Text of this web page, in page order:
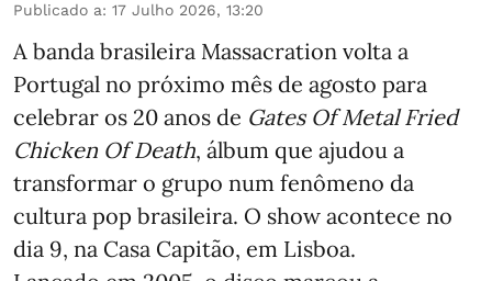
Publicado a: 17 Julho 2026, 13:20
A banda brasileira Massacration volta a
Portugal no próximo mês de agosto para
celebrar os 20 anos de Gates Of Metal Fried
Chicken Of Death, álbum que ajudou a
transformar o grupo num fenômeno da
cultura pop brasileira. O show acontece no
dia 9, na Casa Capitão, em Lisboa.